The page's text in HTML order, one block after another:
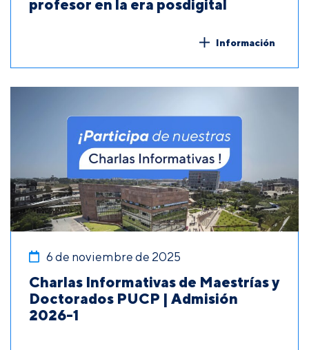
profesor en la era posdigital
Información
6 de noviembre de 2025
Charlas Informativas de Maestrías y
Doctorados PUCP | Admisión
2026-1